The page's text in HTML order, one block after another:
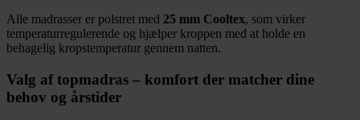
Alle madrasser er polstret med 25 mm Cooltex, som virker
temperaturregulerende og hjælper kroppen med at holde en
behagelig kropstemperatur gennem natten.
Valg af topmadras – komfort der matcher dine
behov og årstider